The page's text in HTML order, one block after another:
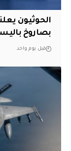
الحوثيون
بصاروخ
قبل يوم واحد